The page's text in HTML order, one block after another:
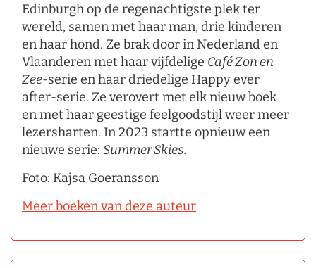
Edinburgh op de regenachtigste plek ter
wereld, samen met haar man, drie kinderen
en haar hond. Ze brak door in Nederland en
Vlaanderen met haar vijfdelige Café Zon en
Zee-serie en haar driedelige Happy ever
after-serie. Ze verovert met elk nieuw boek
en met haar geestige feelgoodstijl weer meer
lezersharten. In 2023 startte opnieuw een
nieuwe serie: Summer Skies.
Foto: Kajsa Goeransson
Meer boeken van deze auteur